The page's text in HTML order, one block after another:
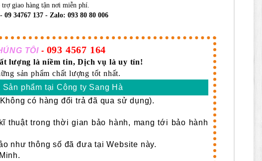
giao hàng tận nơi miễn phí.
34767 137 - Zalo: 093 80 80 006
TÔI - 093 4567 164
lượng là niềm tin, Dịch vụ là uy tín!
sản phẩm chất lượng tốt nhất.
phẩm tại Công ty Sang Hà
có hàng đổi trả đã qua sử dụng).
trong thời gian bảo hành, mang tới bảo hành
như thông số đã đưa tại Website này.